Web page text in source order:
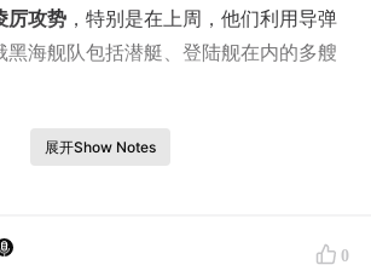
厉攻势 ，特别是在上周，他们利用导弹
黑海舰队包括潜艇、登陆舰在内的多艘
琢磨乌军这波打击的意图以及效果的时
展开Show Notes
0